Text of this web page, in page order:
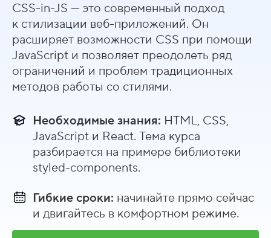
CSS-in-JS — это современный подход
к стилизации веб-приложений. Он
расширяет возможности CSS при помощи
JavaScript и позволяет преодолеть ряд
ограничений и проблем традиционных
методов работы со стилями.
Необходимые знания: HTML, CSS,
JavaScript и React. Тема курса
разбирается на примере библиотеки
styled-components.
Гибкие сроки: начинайте прямо сейчас
и двигайтесь в комфортном режиме.